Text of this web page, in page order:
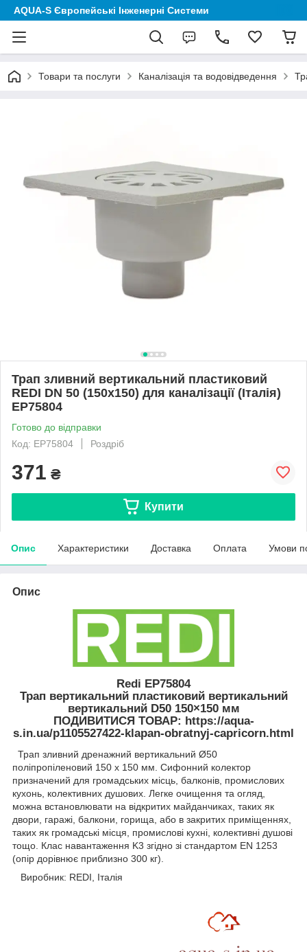
AQUA-S Європейські Інженерні Системи
Товари та послуги Каналізація та водовідведення
Трап зливний вертикальний пластиковий
REDI DN 50 (150x150) для каналізації (Італія)
EP75804
Готово до відправки
Код: EP75804
Роздріб
371 ₴
Купити
Опис Характеристики Доставка Оплата Умови
Опис
Redi EP75804
Трап вертикальний пластиковий вертикальний
вертикальний D50 150×150 мм
ПОДИВИТИСЯ ТОВАР: https://aqua-
s.in.ua/p1105527422-klapan-obratnyj-capricorn.html
Трап зливний дренажний вертикальний Ø50
поліпропіленовий 150 х 150 мм. Сифонний колектор
призначений для громадських місць, балконів, промислових
кухонь, колективних душових. Легке очищення та огляд,
можна встановлювати на відкритих майданчиках, таких як
двори, гаражі, балкони, горища, або в закритих приміщеннях,
таких як громадські місця, промислові кухні, колективні душові
тощо. Клас навантаження K3 згідно зі стандартом EN 1253
(опір дорівнює приблизно 300 кг).
Виробник: REDI, Італія